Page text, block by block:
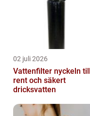
02 juli 2026
Vattenfilter nyckeln till
rent och säkert
dricksvatten